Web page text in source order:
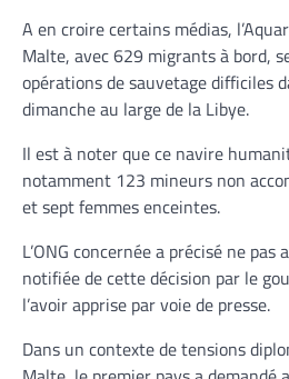
A en croire certains médias,
Malte, avec 629 migrants à bord,
opérations de sauvetage difficiles
dimanche au large de la Libye.
Il est à noter que ce navire
notamment 123 mineurs non
et sept femmes enceintes.
L’ONG concernée a précisé ne
notifiée de cette décision par le
l’avoir apprise par voie de presse.
Dans un contexte de tensions